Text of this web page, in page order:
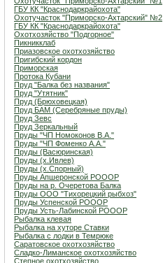
ГБУ КК "Краснодаркрайохота"
Охотучасток "Приморско-Ахтарский" №2
ГБУ КК "Краснодаркрайохота"
Охотхозяйство "Подгорное"
Пикникклаб
Приазовское охотхозяйство
Пригибский кордон
Приморская
Протока Кубани
Пруд "Балка без названия"
Пруд "Утятник"
Пруд (Брюховецкая)
Пруд БАМ (Серебряные пруды)
Пруд Зевс
Пруд Зеркальный
Пруды "ЧП Номоконов В.А."
Пруды "ЧП Фоменко А.А."
Пруды (Васюринская)
Пруды (х.Ивлев)
Пруды (х.Спорный)
Пруды Апшеронской РОООР
Пруды на р. Очеретова Балка
Пруды ООО "Тихорецкий рыбхоз"
Пруды Успенской РОООР
Пруды Усть-Лабинской РОООР
Рыбалка клевая
Рыбалка на хуторе Ставки
Рыбалка с лодки в Темрюке
Саратовское охотхозяйство
Сладко-Лиманское охотхозяйство
Степное охотхозяйство